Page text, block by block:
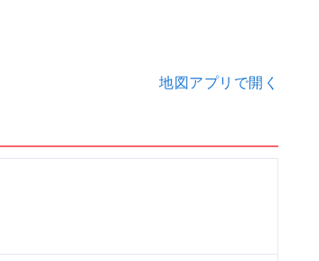
地図アプリで開く